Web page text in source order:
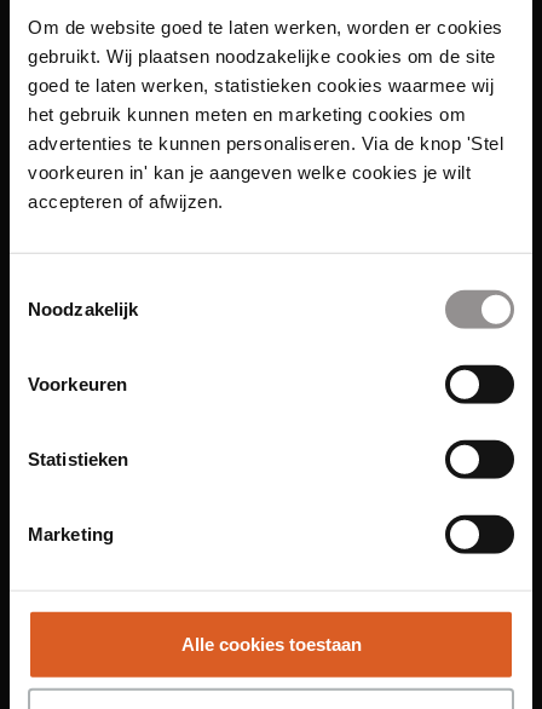
Om de website goed te laten werken, worden er cookies
gebruikt. Wij plaatsen noodzakelijke cookies om de site
goed te laten werken, statistieken cookies waarmee wij
het gebruik kunnen meten en marketing cookies om
advertenties te kunnen personaliseren. Via de knop 'Stel
voorkeuren in' kan je aangeven welke cookies je wilt
accepteren of afwijzen.
Noodzakelijk
Voorkeuren
Statistieken
Marketing
Alle cookies toestaan
Locaties
Amsterdam
Groningen